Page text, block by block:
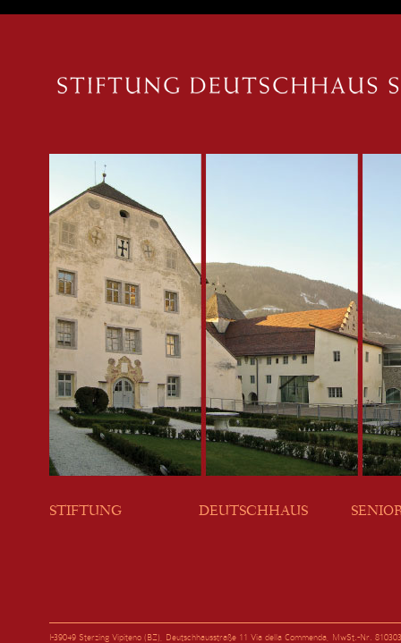
STIFTUNG DEUTSCHHAUS
I-39049 Sterzing Vipiteno (BZ), Deutschhausstraße 11 Via della Commenda, MwSt.-Nr.